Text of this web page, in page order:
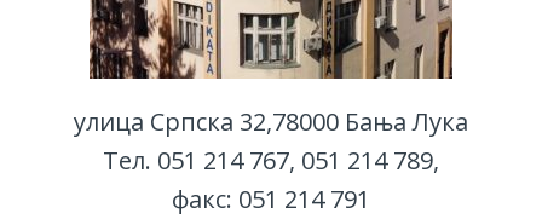
улица Српска 32,78000 Бања Лука
Тел. 051 214 767, 051 214 789,
факс: 051 214 791